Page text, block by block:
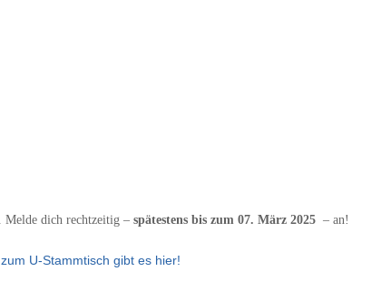
. Melde dich rechtzeitig – spätestens bis zum 07. März 2025 – an!
U-Stammtisch gibt es hier!